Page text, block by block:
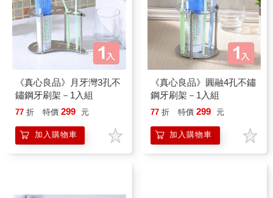
《真心良品》月牙灣3孔不
鏽鋼牙刷架－1入組
77 折 特價 299 元
加入購物車
《真心良品》圓融4孔不鏽
鋼牙刷架－1入組
77 折 特價 299 元
加入購物車